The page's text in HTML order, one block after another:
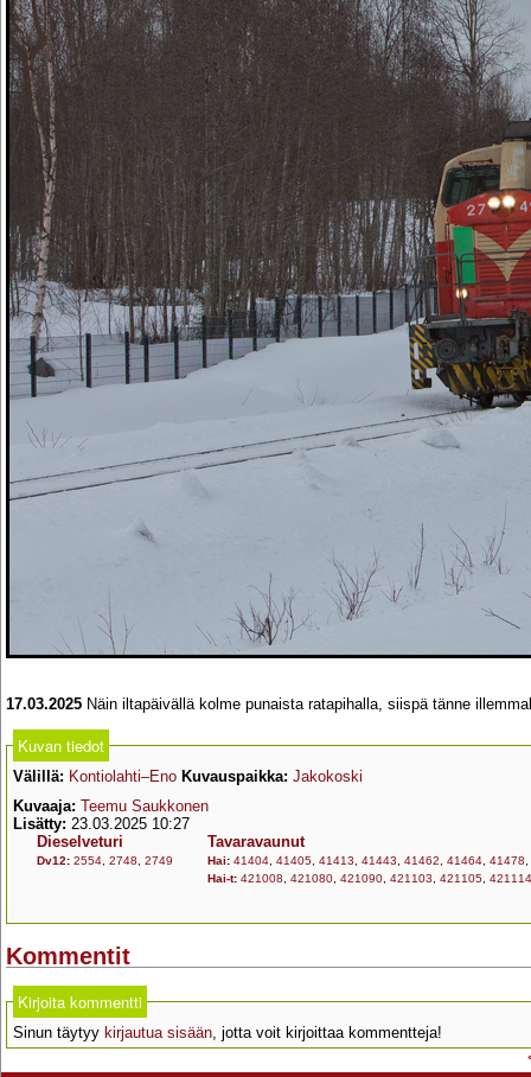
17.03.2025 Näin iltapäivällä kolme punaista ratapihalla, siispä tänne
Kuvan tiedot
Välillä: Kontiolahti–Eno Kuvauspaikka: Jakokoski
Kuvaaja: Teemu Saukkonen
Lisätty: 23.03.2025 10:27
Dieselveturi
Dv12: 2554 2748 2749
Tavaravaunut
Hai: 41404 41405 41413 41443 41462 41464 41478
Hai-t: 421008 421080 421090 421103 421105 421114
Kommentit
Kirjoita kommentti
Sinun täytyy kirjautua sisään, jotta voit kirjoittaa kommentteja!